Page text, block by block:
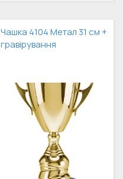
Чашка 4104 Метал 31 см +
гравірування